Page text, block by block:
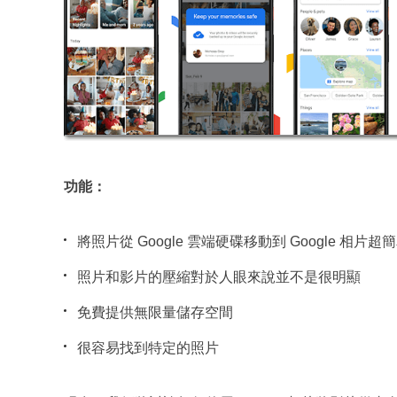
功能：
將照片從 Google 雲端硬碟移動到 Google 相片超
照片和影片的壓縮對於人眼來說並不是很明顯
免費提供無限量儲存空間
很容易找到特定的照片